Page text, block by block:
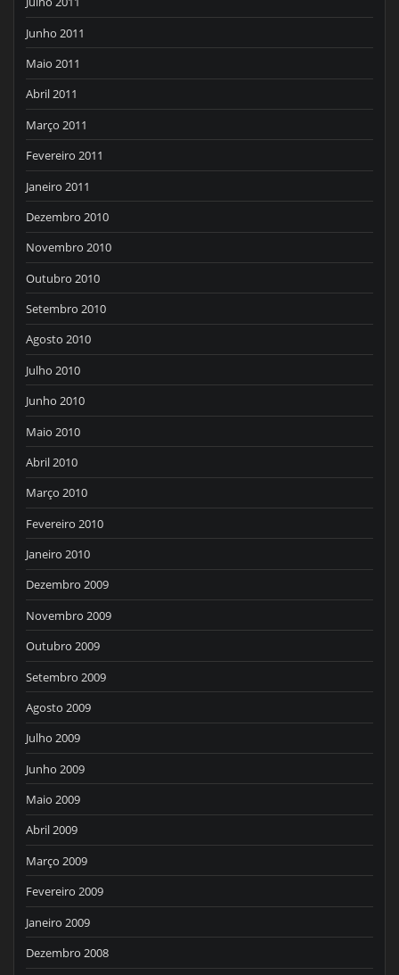
Junho 2011
Maio 2011
Abril 2011
Março 2011
Fevereiro 2011
Janeiro 2011
Dezembro 2010
Novembro 2010
Outubro 2010
Setembro 2010
Agosto 2010
Julho 2010
Junho 2010
Maio 2010
Abril 2010
Março 2010
Fevereiro 2010
Janeiro 2010
Dezembro 2009
Novembro 2009
Outubro 2009
Setembro 2009
Agosto 2009
Julho 2009
Junho 2009
Maio 2009
Abril 2009
Março 2009
Fevereiro 2009
Janeiro 2009
Dezembro 2008